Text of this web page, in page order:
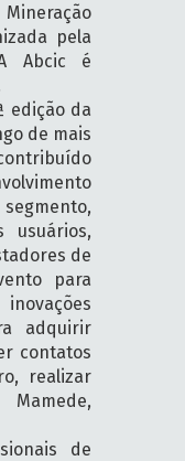
pela
Abcic é
edição da
de mais
usuários,
de
para
adquirir
contatos
realizar
de